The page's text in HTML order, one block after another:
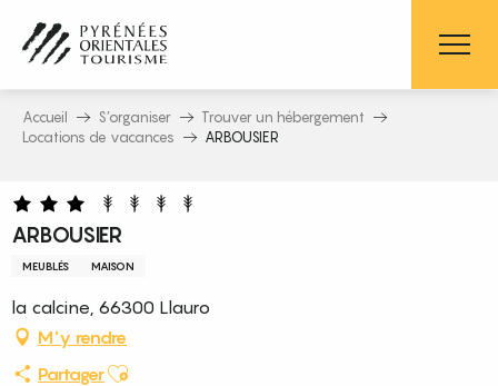
contenu
principal
Accueil S’organiser
Trouver un hébergement
Locations de vacances
ARBOUSIER
ARBOUSIER
MEUBLÉS MAISON
la calcine, 66300 Llauro
M'y rendre
PartagerAjouter aux favoris